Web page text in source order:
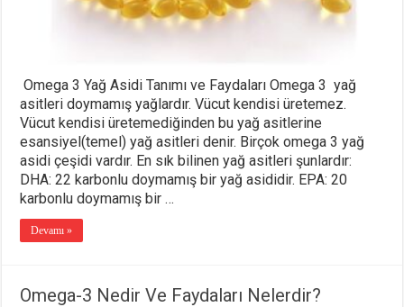
Omega 3 Yağ Asidi Tanımı ve Faydaları Omega 3 yağ
asitleri doymamış yağlardır. Vücut kendisi üretemez.
Vücut kendisi üretemediğinden bu yağ asitlerine
esansiyel(temel) yağ asitleri denir. Birçok omega 3 yağ
asidi çeşidi vardır. En sık bilinen yağ asitleri şunlardır:
DHA: 22 karbonlu doymamış bir yağ asididir. EPA: 20
karbonlu doymamış bir …
Devamı »
Omega-3 Nedir Ve Faydaları Nelerdir?